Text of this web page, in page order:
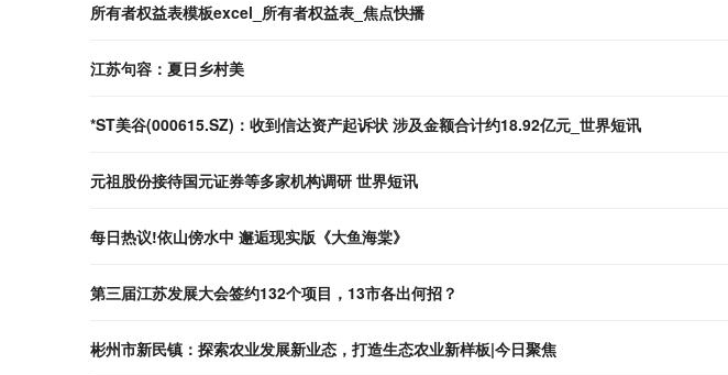
所有者权益表模板excel_所有者权益表_焦点快播
江苏句容：夏日乡村美
*ST美谷(000615.SZ)：收到信达资产起诉状 涉及金额合计约18.92亿元_世界短讯
元祖股份接待国元证券等多家机构调研 世界短讯
每日热议!依山傍水中 邂逅现实版《大鱼海棠》
第三届江苏发展大会签约132个项目，13市各出何招？
彬州市新民镇：探索农业发展新业态，打造生态农业新样板|今日聚焦